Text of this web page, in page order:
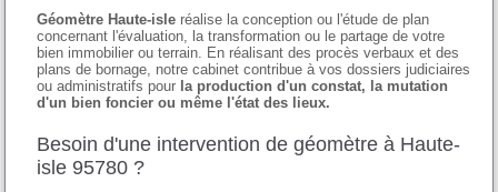
Géomètre Haute-isle réalise la conception ou l'étude de plan
concernant l'évaluation, la transformation ou le partage de votre
bien immobilier ou terrain. En réalisant des procès verbaux et des
plans de bornage, notre cabinet contribue à vos dossiers judiciaires
ou administratifs pour la production d'un constat, la mutation
d'un bien foncier ou même l'état des lieux.
Besoin d'une intervention de géomètre à Haute-
isle 95780 ?